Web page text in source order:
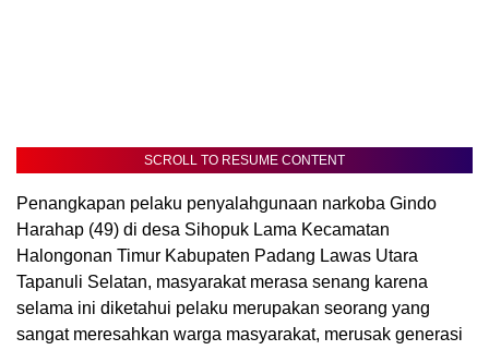
SCROLL TO RESUME CONTENT
Penangkapan pelaku penyalahgunaan narkoba Gindo
Harahap (49) di desa Sihopuk Lama Kecamatan
Halongonan Timur Kabupaten Padang Lawas Utara
Tapanuli Selatan, masyarakat merasa senang karena
selama ini diketahui pelaku merupakan seorang yang
sangat meresahkan warga masyarakat, merusak generasi